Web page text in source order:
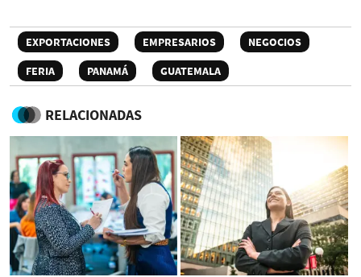
EXPORTACIONES EMPRESARIOS
NEGOCIOS
FERIA
PANAMÁ GUATEMALA
RELACIONADAS